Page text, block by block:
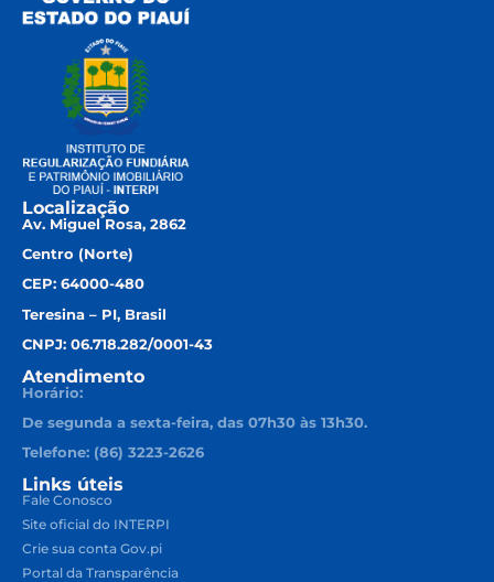
Localização
Av. Miguel Rosa, 2862
Centro (Norte)
CEP: 64000-480
Teresina – PI, Brasil
CNPJ: 06.718.282/0001-43
Atendimento
Horário:
De segunda a sexta-feira, das 07h30 às 13h30.
Telefone: (86) 3223-2626
Links úteis
Fale Conosco
Site oficial do INTERPI
Crie sua conta Gov.pi
Portal da Transparência